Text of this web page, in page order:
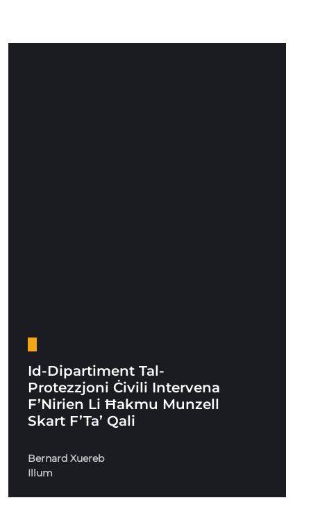
Id-Dipartiment Tal-
Protezzjoni Ċivili Intervena
F’Nirien Li Ħakmu Munzell
Skart F’Ta’ Qali
Bernard Xuereb
Illum